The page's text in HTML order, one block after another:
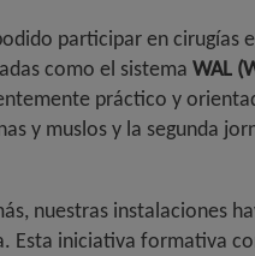
participar en cirugías
como el sistema WAL
práctico y
y muslos y la segunda
nuestras instalaciones
iniciativa formativa